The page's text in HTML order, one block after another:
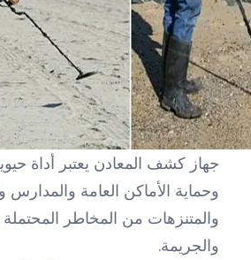
جهاز كشف المعادن يعتبر أداة
وحماية الأماكن العامة والمدارس
والمتنزهات من المخاطر
والجريمة.